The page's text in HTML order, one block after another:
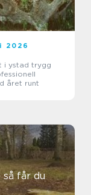
2026
trygg
året runt